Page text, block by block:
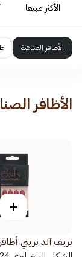
الأكثر مبيعا
الأظافر الصناعية
الأظافر
+
بريف آند بريتي